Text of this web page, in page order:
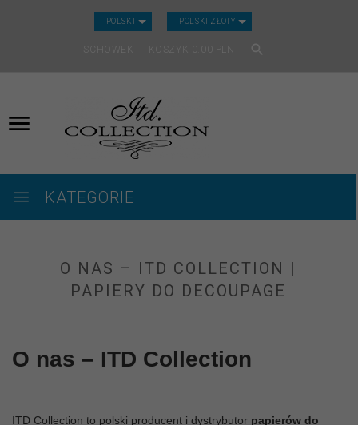
POLSKI CURRENCY_H
POLSKI ZŁOTY
SCHOWEK KOSZYK
KATEGORIE
O NAS – ITD COLLECTION |
PAPIERY DO DECOUPAGE
O nas – ITD Collection
ITD Collection to polski producent i dystrybutor papierów do